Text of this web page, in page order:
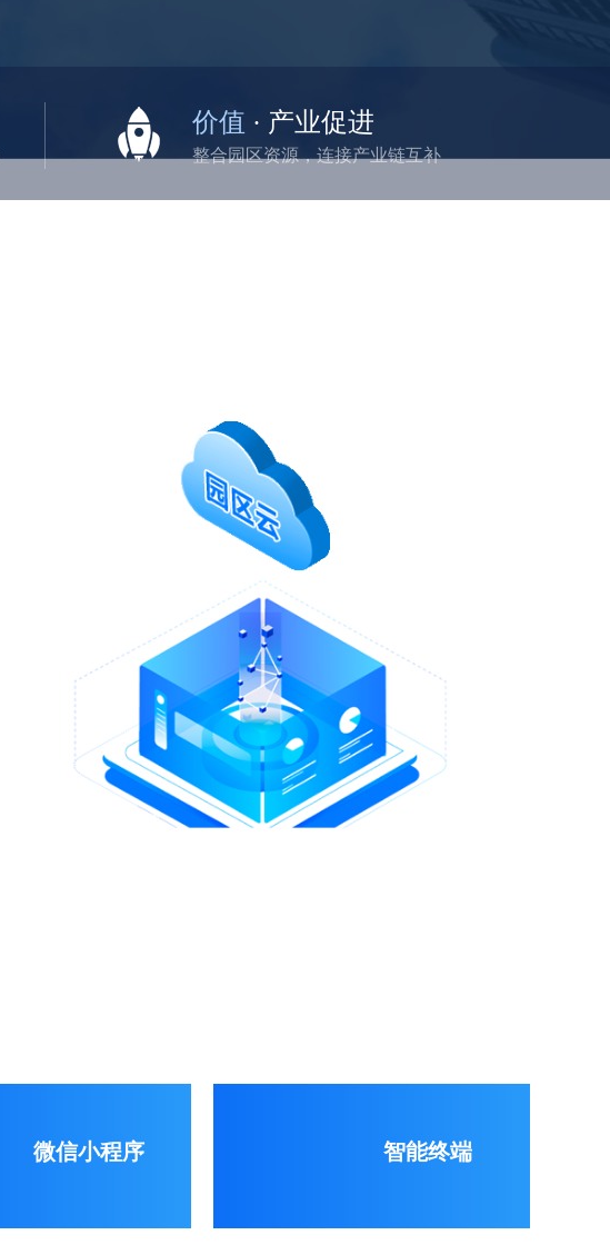
价值 · 产业促进
整合园区资源，连接产业链互补
微信小程序 智能终端